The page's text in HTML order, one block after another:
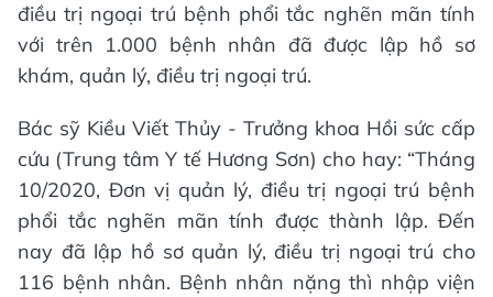
điều trị ngoại trú bệnh phổi tắc nghẽn mãn tính
với trên 1.000 bệnh nhân đã được lập hồ sơ
khám, quản lý, điều trị ngoại trú.
Bác sỹ Kiều Viết Thủy - Trưởng khoa Hồi sức cấp
cứu (Trung tâm Y tế Hương Sơn) cho hay: “Tháng
10/2020, Đơn vị quản lý, điều trị ngoại trú bệnh
phổi tắc nghẽn mãn tính được thành lập. Đến
nay đã lập hồ sơ quản lý, điều trị ngoại trú cho
116 bệnh nhân. Bệnh nhân nặng thì nhập viện